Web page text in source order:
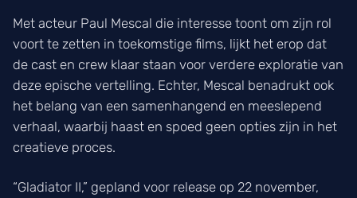
Met acteur Paul Mescal die interesse toont om zijn rol
voort te zetten in toekomstige films, lijkt het erop dat
de cast en crew klaar staan voor verdere exploratie van
deze epische vertelling. Echter, Mescal benadrukt ook
het belang van een samenhangend en meeslepend
verhaal, waarbij haast en spoed geen opties zijn in het
creatieve proces.
“Gladiator II,” gepland voor release op 22 november,